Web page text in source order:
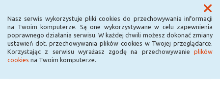
Nasz serwis wykorzystuje pliki cookies do przechowywania informacji
na Twoim komputerze. Są one wykorzystywane w celu zapewnienia
poprawnego działania serwisu. W każdej chwili możesz dokonać zmiany
ustawień dot. przechowywania plików cookies w Twojej przeglądarce.
Korzystając z serwisu wyrażasz zgodę na przechowywanie plików
cookies na Twoim komputerze.
Menu